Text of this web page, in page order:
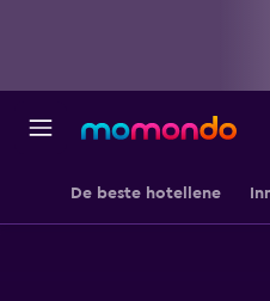
De beste hotellene